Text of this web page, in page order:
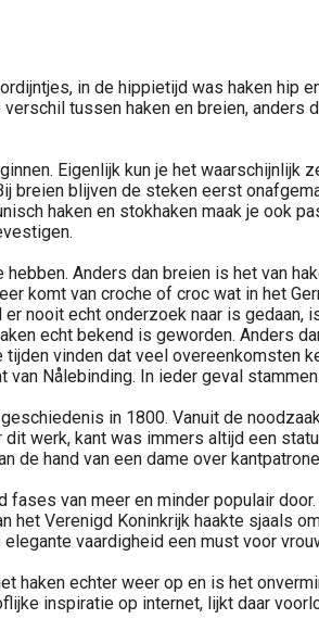
in de hippietijd was haken hip
tussen haken en breien,
Eigenlijk kun je het
breien blijven de steken eerst
haken en stokhaken maak je ook
hebben. Anders dan breien is het van
komt van croche of croc wat in het
er nooit echt onderzoek naar is
echt bekend is geworden. Anders
vinden dat veel overeenkomsten
Nålebinding. In ieder geval
in 1800. Vanuit de
werk, kant was immers altijd een
de hand van een dame over
van meer en minder populair
het Verenigd Koninkrijk haakte sjaals
vaardigheid een must voor
haken echter weer op en is het
inspiratie op internet, lijkt daar